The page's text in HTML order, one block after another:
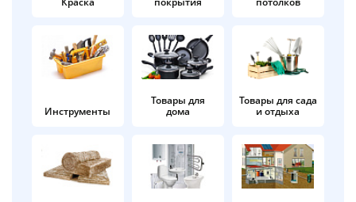
Инструменты
Товары для
дома
Товары для сада
и отдыха
в корзину
Оплачивайте сегодня только
25% картой любого банка
Получайте товар
выбранный способом